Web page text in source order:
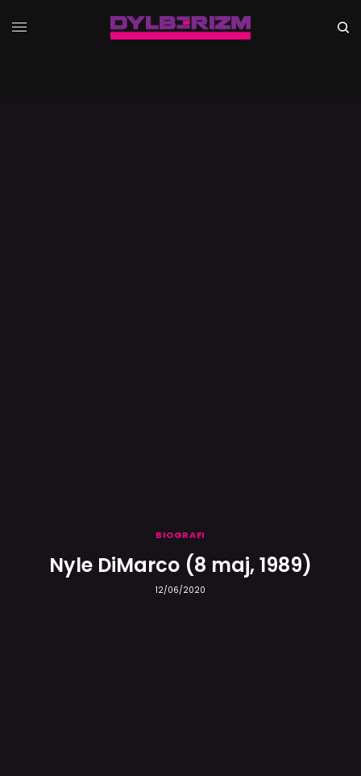
BIOGRAFI
Nyle DiMarco (8 maj, 1989)
12/06/2020